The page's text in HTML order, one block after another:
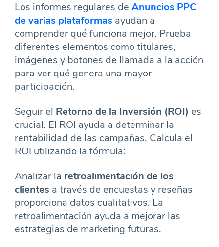
Los informes regulares de Anuncios PPC
de varias plataformas ayudan a
comprender qué funciona mejor. Prueba
diferentes elementos como titulares,
imágenes y botones de llamada a la acción
para ver qué genera una mayor
participación.
Seguir el Retorno de la Inversión (ROI) es
crucial. El ROI ayuda a determinar la
rentabilidad de las campañas. Calcula el
ROI utilizando la fórmula:
Analizar la retroalimentación de los
clientes a través de encuestas y reseñas
proporciona datos cualitativos. La
retroalimentación ayuda a mejorar las
estrategias de marketing futuras.